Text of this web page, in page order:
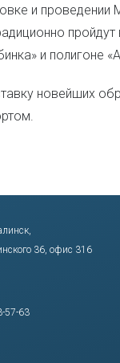
и
и полигоне
новейших
36, офис 316
57-63